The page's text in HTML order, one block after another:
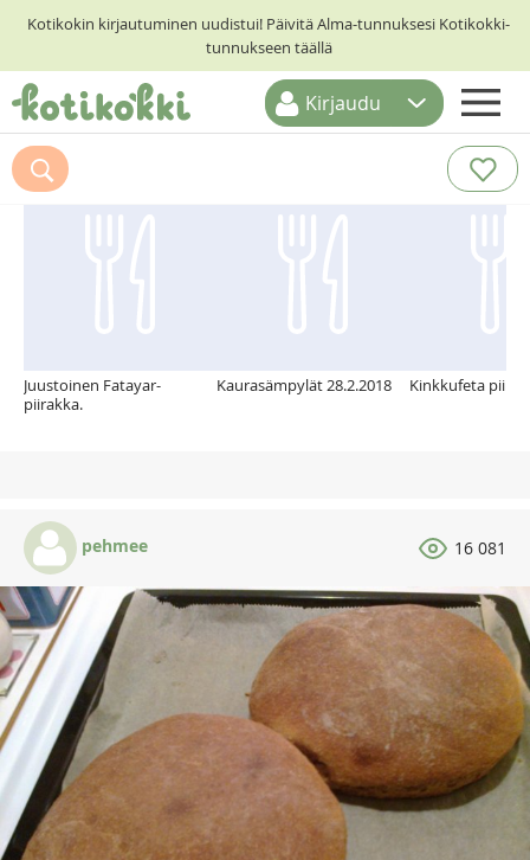
Kotikokin kirjautuminen uudistui! Päivitä Alma-tunnuksesi Kotikokki-
tunnukseen täällä
ETUSIVU
RESEPTIHAKU
Kirjaudu
Suosittelemme myös
Juustoinen Fatayar-
piirakka.
Kaurasämpylät 28.2.2018 Kinkkufeta
pehmee 16 081